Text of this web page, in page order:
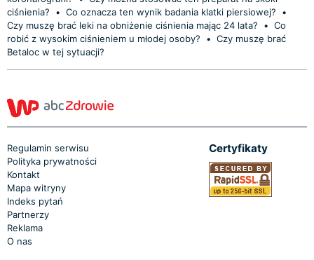
ciśnienia?
• Co oznacza ten wynik badania klatki piersiowej?
•
Czy muszę brać leki na obniżenie ciśnienia mając 24 lata?
• Co
robić z wysokim ciśnieniem u młodej osoby?
• Czy muszę brać
Betaloc w tej sytuacji?
Regulamin serwisu
Polityka prywatności
Kontakt
Mapa witryny
Indeks pytań
Partnerzy
Reklama
O nas
Certyfikaty